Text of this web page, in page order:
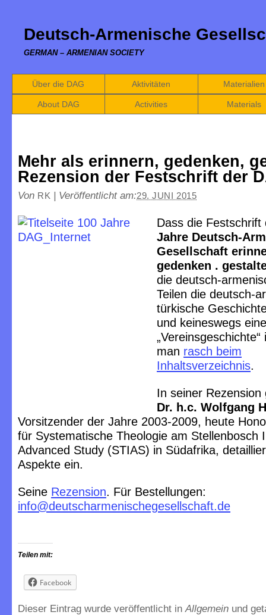
Deutsch-Armenische
GERMAN – ARMENIAN SOCIETY
Über die DAG Aktivitäten Materialien
About DAG Activities Materials
Mehr als erinnern, gedenken,
Rezension der Festschrift der
Von RK | Veröffentlicht am:29. JUNI 2015
Dass die Festschrift
Jahre Deutsch-
Gesellschaft
gedenken .
die deutsch-
Teilen die deutsch-
türkische
und keineswegs
man rasch beim
Inhaltsverzeichnis.
In seiner
Dr. h.c. Wolfgang
Vorsitzender der Jahre 2003-2009, heute
für Systematische Theologie am Stellenbosch
Advanced Study (STIAS) in Südafrika,
Aspekte ein.
Seine Rezension. Für Bestellungen:
info@deutscharmenischegesellschaft.de
Teilen mit:
Facebook
Dieser Eintrag wurde veröffentlicht inAllgemein und